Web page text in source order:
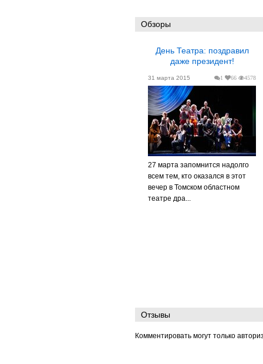
Обзоры
День Театра: поздравил
даже президент!
1 66 4578
31 марта 2015
27 марта запомнится надолго
всем тем, кто оказался в этот
вечер в Томском областном
театре дра...
Отзывы
Комментировать могут только